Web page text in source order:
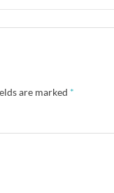
are marked *